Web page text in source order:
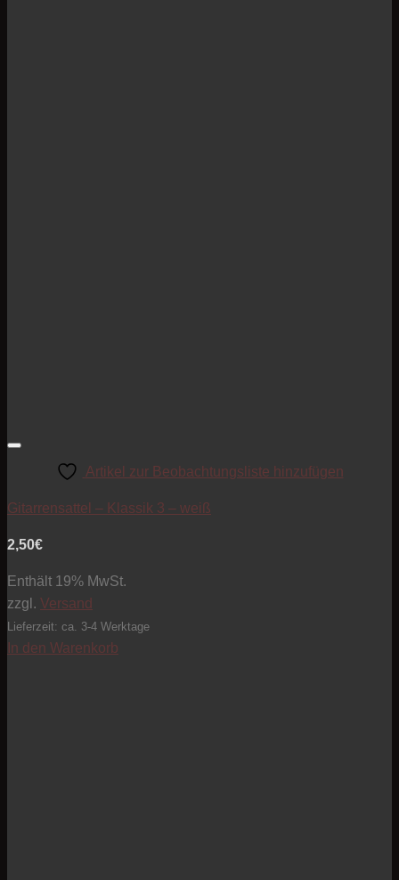
Artikel zur Beobachtungsliste hinzufügen
Gitarrensattel – Klassik 3 – weiß
2,50€
Enthält 19% MwSt.
zzgl. Versand
Lieferzeit: ca. 3-4 Werktage
In den Warenkorb